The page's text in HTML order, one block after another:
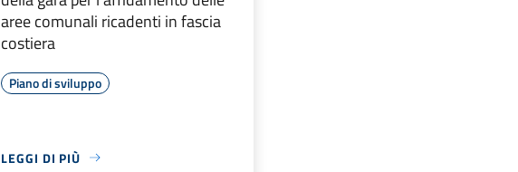
aree comunali ricadenti in fascia
costiera
Piano di sviluppo
LEGGI DI PIÙ